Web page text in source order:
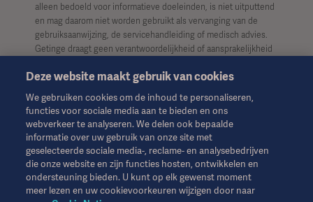
alleen bedoeld voor informatieve doeleinden, is niet uitputtend
en mag daarom niet worden gebruikt als vervanging van de
gebruiksaanwijzing, de servicehandleiding of medisch advies.
Getinge draagt geen verantwoordelijkheid of aansprakelijkheid
van dit materiaal, en vertrouwen is uitsluitend voor risico van de
Het is mogelijk dat een genoemde therapie, oplossing of
product niet beschikbaar of toegestaan is in uw land. Informatie
mag niet geheel of gedeeltelijk worden gekopieerd of gebruikt
zonder schriftelijke toestemming van Getinge.
Deze informatie is bedoeld voor een internationaal publiek
Deze website maakt gebruik van cookies
We gebruiken cookies om de inhoud te personaliseren,
functies voor sociale media aan te bieden en ons
webverkeer te analyseren. We delen ook bepaalde
informatie over uw gebruik van onze site met
geselecteerde sociale media-, reclame- en analysebedrijven
die onze website en zijn functies hosten, ontwikkelen en
ondersteuning bieden. U kunt op elk gewenst moment
meer lezen en uw cookievoorkeuren wijzigen door naar